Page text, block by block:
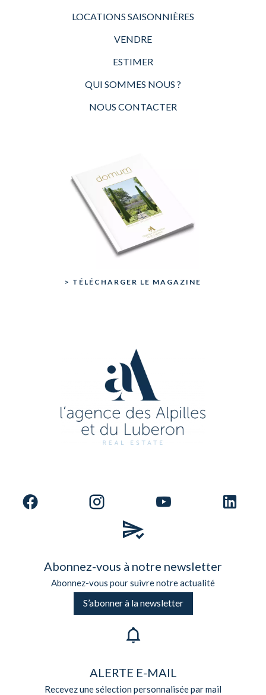
LOCATIONS SAISONNIÈRES
VENDRE
ESTIMER
QUI SOMMES NOUS ?
NOUS CONTACTER
> TÉLÉCHARGER LE MAGAZINE
Abonnez-vous à notre newsletter
Abonnez-vous pour suivre notre actualité
S’abonner à la newsletter
ALERTE E-MAIL
Recevez une sélection personnalisée par mail